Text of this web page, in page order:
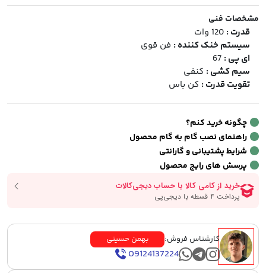
مشخصات فنی
قدرت : 120 وات
سیستم خنک کننده : فن قوی
ای پی : 67
سیم کشی : کنفی
تقویت قدرت : کن باس
چگونه خرید کنم؟
راهنمای نصب گام به گام محصول
شرایط پشتیبانی و گارانتی
پرسش های رایج محصول
کارشناس فروش: بهمن حسینی
09124137224